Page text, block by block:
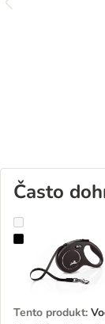
Často
Vodítko flexi
Tento produkt: